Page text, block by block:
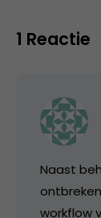
1 Reactie
Naast
workflow